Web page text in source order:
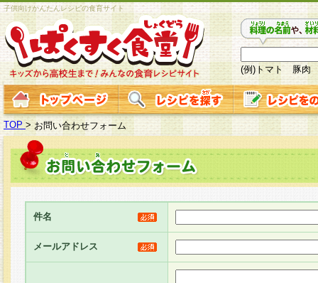
子供向けかんたんレシピの食育サイト
(例)トマト 豚肉
TOP > お問い合わせフォーム
件名
メールアドレス